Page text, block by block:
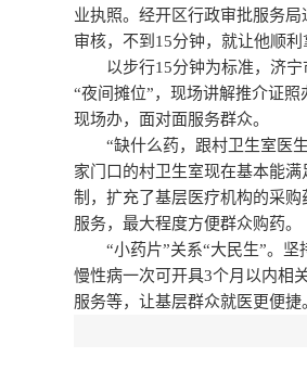
业执照。经开区行政审批服务
审核，不到15分钟，就让他顺利
以步行15分钟为标准，济宁
“夜间摊位”，现场讲解推介证
现场办，面对面服务群众。
“缺什么药，跟村卫生室医生
家门口的村卫生室现在基本能
制，扩充了基层医疗机构的采
服务，最大程度方便群众购药。
“小药片”关系“大民生”。坚
慢性病一次可开具3个月以内相
服务等，让基层群众就医更便捷